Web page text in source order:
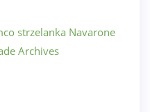
strzelanka Navarone
Archives